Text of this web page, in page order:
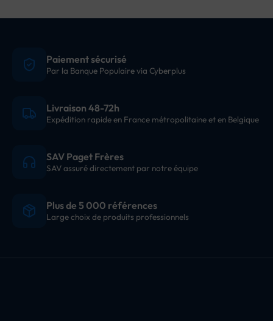
Paiement sécurisé
Par la Banque Populaire via Cyberplus
Livraison 48-72h
Expédition rapide en France métropolitaine et en Belgique
SAV Paget Frères
SAV assuré directement par notre équipe
Plus de 5 000 références
Large choix de produits professionnels